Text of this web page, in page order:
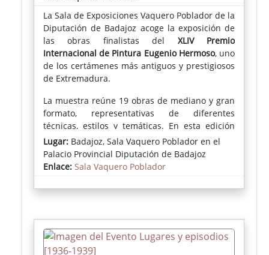
La Sala de Exposiciones Vaquero Poblador de la
Diputación de Badajoz acoge la exposición de
las obras finalistas del XLIV Premio
Internacional de Pintura Eugenio Hermoso, uno
de los certámenes más antiguos y prestigiosos
de Extremadura.
La muestra reúne 19 obras de mediano y gran
formato, representativas de diferentes
técnicas, estilos y temáticas. En esta edición
han participado 195 artistas en la fase de
selección previa, la cifra más alta registrada
hasta la fecha.
Martínez, que pasarán a formar parte de la
colección de arte del Museo de Arte
Contemporáneo de Fregenal de la Sierra.
Lugar: Badajoz, Sala Vaquero Poblador en el
Palacio Provincial Diputación de Badajoz
Enlace: Sala Vaquero Poblador